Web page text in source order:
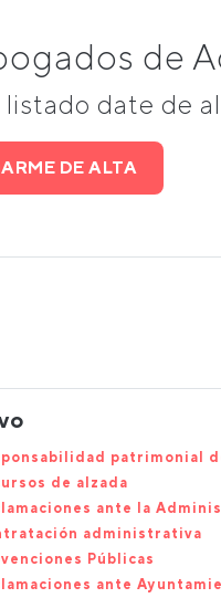
de
date de
DE ALTA
patrimonial
de alzada
ante la
administrativa
Públicas
ante